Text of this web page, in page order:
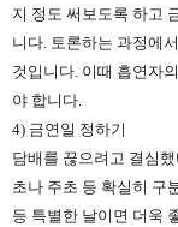
지 정도 써보도록 하고
니다. 토론하는 과정에
것입니다. 이때 흡연자
야 합니다.
4) 금연일 정하기
담배를 끊으려고 결심
초나 주초 등 확실히 구
등 특별한 날이면 더욱